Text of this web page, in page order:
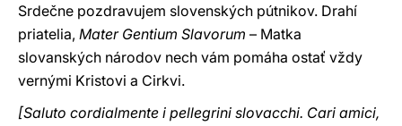
Srdečne pozdravujem slovenských pútnikov. Drahí
priatelia, Mater Gentium Slavorum – Matka
slovanských národov nech vám pomáha ostať vždy
vernými Kristovi a Cirkvi.
[Saluto cordialmente i pellegrini slovacchi. Cari amici,